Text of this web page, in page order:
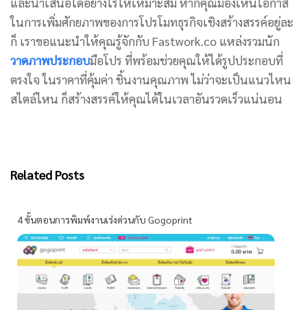
ในการเพิ่มศักยภาพของการโปรโมทธุรกิจเชิงสร้างสรรค์อยู่ละ
ก็ เราขอแนะนำให้คุณรู้จักกับ Fastwork.co แหล่งรวมนัก
วาดภาพประกอบมือโปร ที่พร้อมช่วยคุณให้ได้รูปประกอบที่
ตรงใจ ในราคาที่คุ้มค่า ชิ้นงานคุณภาพ ไม่ว่าจะเป็นแนวไหน
สไตล์ไหน ก็สร้างสรรค์ให้คุณได้ในเวลาอันรวดเร็วแน่นอน
Related Posts
4 ขั้นตอนการพิมพ์งานเร่งด่วนกับ Gogoprint